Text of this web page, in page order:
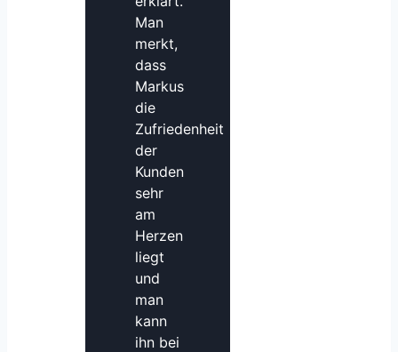
Man
merkt,
dass
Markus
die
Zufriedenheit
der
Kunden
sehr
am
Herzen
liegt
und
man
kann
ihn bei